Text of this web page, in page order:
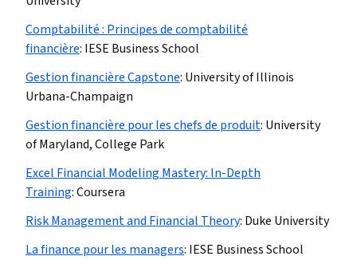
Comptabilité : Principes de comptabilité
financière: IESE Business School
Gestion financière Capstone: University of Illinois
Urbana-Champaign
Gestion financière pour les chefs de produit: University
of Maryland, College Park
Excel Financial Modeling Mastery: In-Depth
Training:Coursera
Risk Management and Financial Theory: Duke University
La finance pour les managers: IESE Business School